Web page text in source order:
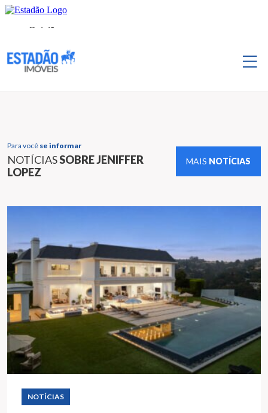
Para você se informar
NOTÍCIASSOBRE JENIFFER
LOPEZ
MAIS NOTÍCIAS
NOTÍCIAS